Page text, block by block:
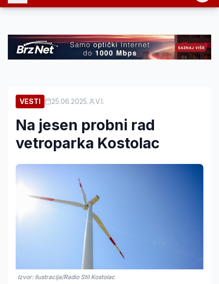
VESTI 25.06.2025. V.I.
Na jesen probni rad
vetroparka Kostolac
Izvor: Ilustracija/Radio Stil Kostolac